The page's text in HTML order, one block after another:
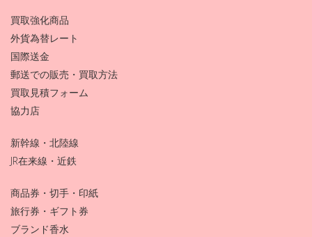
買取強化商品
外貨為替レート
国際送金
郵送での販売・買取方法
買取見積フォーム
協力店
新幹線・北陸線
JR在来線・近鉄
商品券・切手・印紙
旅行券・ギフト券
ブランド香水